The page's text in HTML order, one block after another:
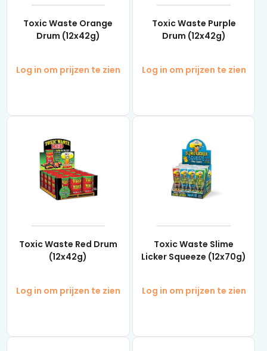
Toxic Waste Orange
Drum (12x42g)
Log in om prijzen te zien
Toxic Waste Purple
Drum (12x42g)
Log in om prijzen te zien
Toxic Waste Red Drum
(12x42g)
Log in om prijzen te zien
Toxic Waste Slime
Licker Squeeze (12x70g)
Log in om prijzen te zien